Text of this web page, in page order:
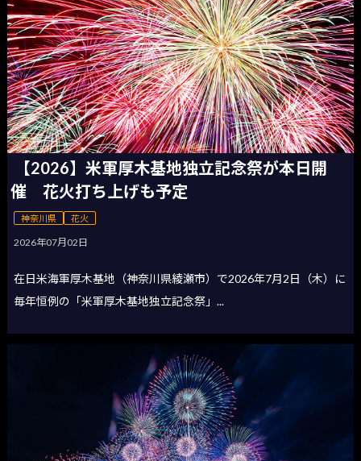
【2026】米軍厚木基地独立記念祭が本日開
催 花火打ち上げも予定
神奈川県 花火
2026年07月02日
在日米海軍厚木基地（神奈川県綾瀬市）で2026年7月2日（木）に
毎年恒例の「米軍厚木基地独立記念祭」...